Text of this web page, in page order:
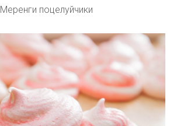
Меренги поцелуйчики